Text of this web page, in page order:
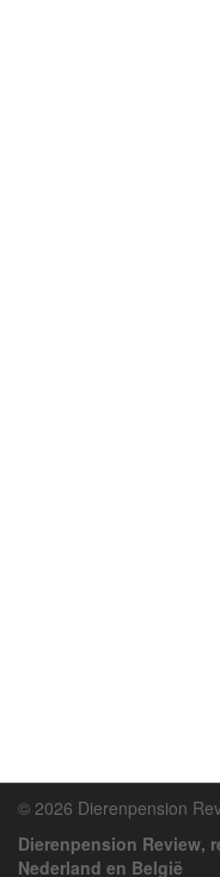
© 2026 Dierenpension
Dierenpension Review,
Nederland en België